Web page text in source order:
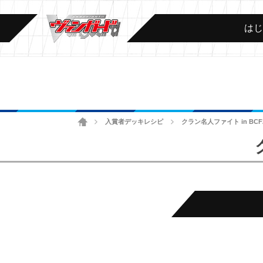
は
ホーム 入賞者デッキレシピ クラン名人ファイト in